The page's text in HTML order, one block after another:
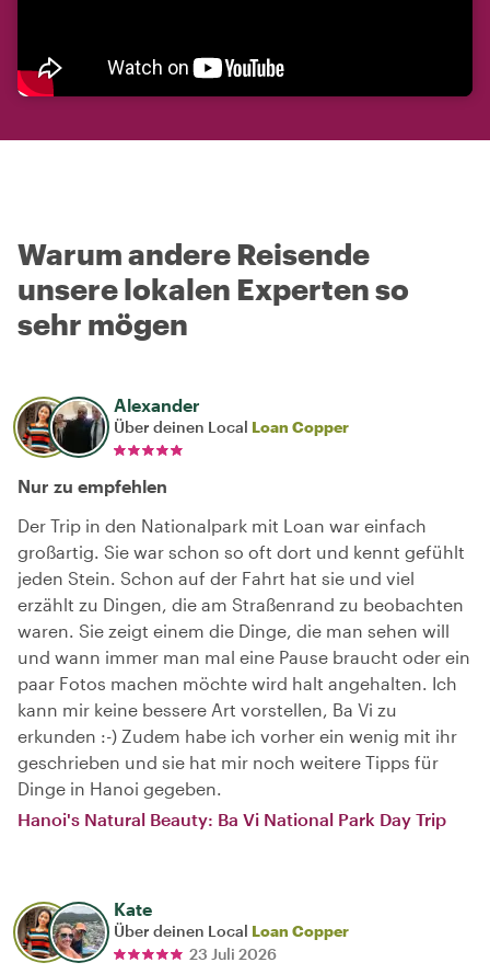
Warum andere Reisende
unsere lokalen Experten so
sehr mögen
Alexander
Über deinen Local Loan Copper
Nur zu empfehlen
Der Trip in den Nationalpark mit Loan war einfach
großartig. Sie war schon so oft dort und kennt gefühlt
jeden Stein. Schon auf der Fahrt hat sie und viel
erzählt zu Dingen, die am Straßenrand zu beobachten
waren. Sie zeigt einem die Dinge, die man sehen will
und wann immer man mal eine Pause braucht oder ein
paar Fotos machen möchte wird halt angehalten. Ich
kann mir keine bessere Art vorstellen, Ba Vi zu
erkunden :-) Zudem habe ich vorher ein wenig mit ihr
geschrieben und sie hat mir noch weitere Tipps für
Dinge in Hanoi gegeben.
Hanoi's Natural Beauty: Ba Vi National Park Day Trip
Kate
Über deinen Local Loan Copper
23 Juli 2026